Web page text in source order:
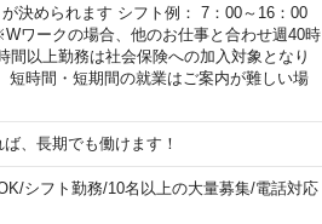
決められます シフト例： 7：00～16：00
ワークの場合、他のお仕事と合わせ週40時
以上勤務は社会保険への加入対象となり
時間・短期間の就業はご案内が難しい場
長期でも働けます！
/シフト勤務/10名以上の大量募集/電話対応